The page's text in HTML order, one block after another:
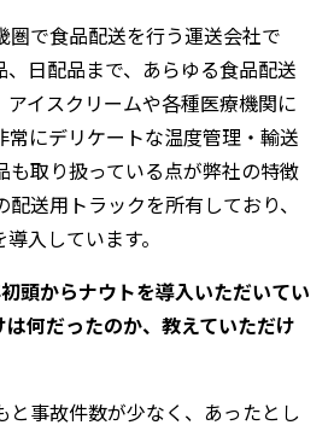
圏で食品配送を行う運送会社で
、日配品まで、あらゆる食品配送
アイスクリームや各種医療機関に
常にデリケートな温度管理・輸送
も取り扱っている点が弊社の特徴
送用トラックを所有しており、
入しています。
頭からナウトを導入いただいてい
は何だったのか、教えていただけ
と事故件数が少なく、あったとし